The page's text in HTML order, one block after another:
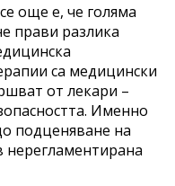
още е, че голяма
прави разлика
са медицински
от лекари –
Именно
подценяване на
нерегламентирана